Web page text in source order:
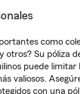
como
otros? Su póliza
puede
valiosos.
con una